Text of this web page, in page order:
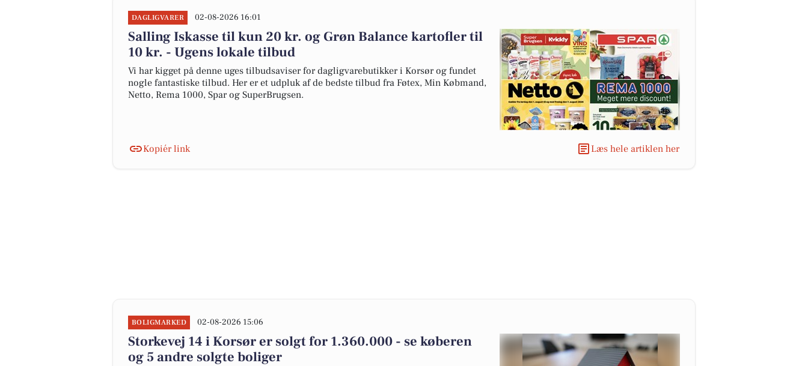
DAGLIGVARER 02-08-2026 16:01
Salling Iskasse til kun 20 kr. og Grøn Balance kartofler til
10 kr. - Ugens lokale tilbud
Vi har kigget på denne uges tilbudsaviser for dagligvarebutikker i Korsør og fundet
nogle fantastiske tilbud. Her er et udpluk af de bedste tilbud fra Føtex, Min Købmand,
Netto, Rema 1000, Spar og SuperBrugsen.
Kopiér link Læs hele artiklen her
BOLIGMARKED 02-08-2026 15:06
Storkevej 14 i Korsør er solgt for 1.360.000 - se køberen
og 5 andre solgte boliger